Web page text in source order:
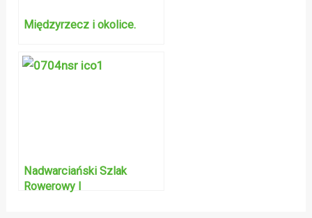
Międzyrzecz i okolice.
Nadwarciański Szlak
Rowerowy I